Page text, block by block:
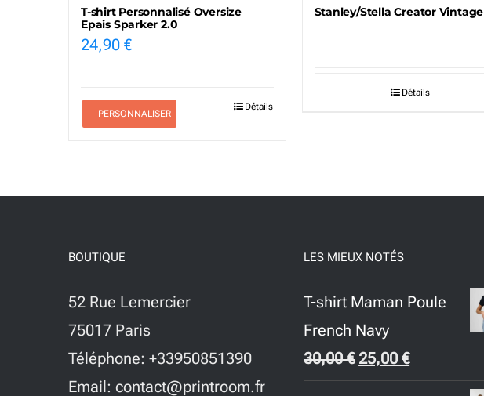
T-shirt Personnalisé Oversize
Epais Sparker 2.0
24,90€
PERSONNALISER
Détails
Stanley/Stella Creator Vintage
Détails
BOUTIQUE
52 Rue Lemercier
75017 Paris
Téléphone: +33950851390
Email: contact@printroom.fr
LES MIEUX NOTÉS
T-shirt Maman Poule
French Navy
30,00€ Le
prix
25,00€Le
prix